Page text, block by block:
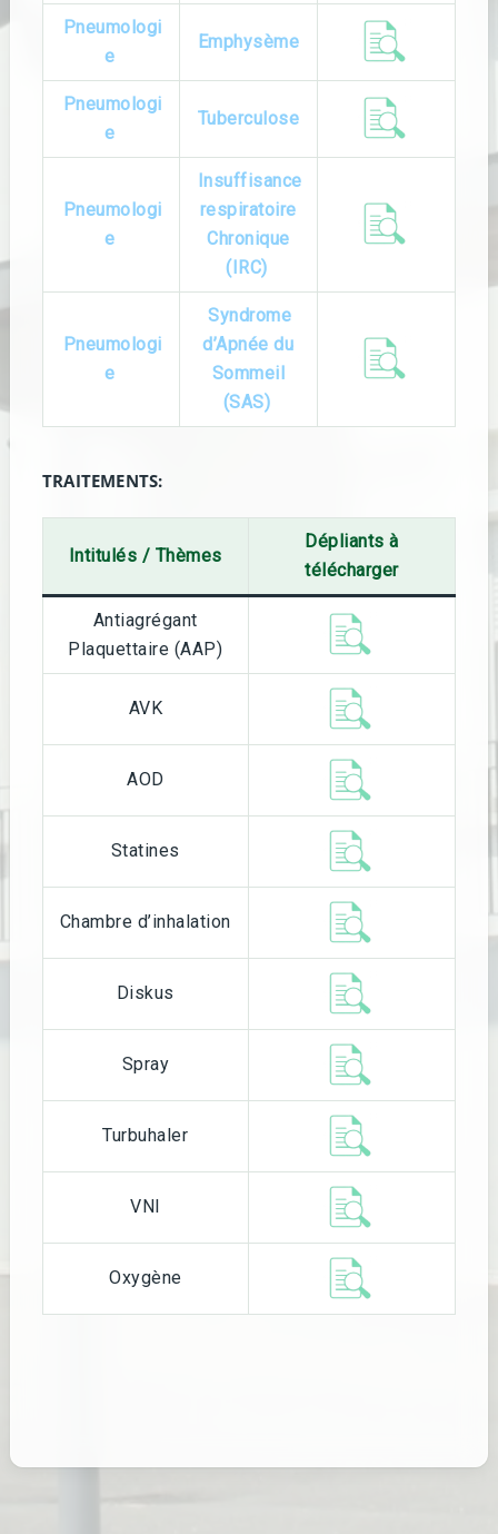
Pneumologi
e
Emphysème
Pneumologi
e
Tuberculose
Pneumologi
e
Insuffisance
respiratoire
Chronique
(IRC)
Pneumologi
e
Syndrome
d’Apnée du
Sommeil
(SAS)
TRAITEMENTS:
Intitulés / Thèmes
Dépliants à
télécharger
Antiagrégant
Plaquettaire (AAP)
AVK
AOD
Statines
Chambre d’inhalation
Diskus
Spray
Turbuhaler
VNI
Oxygène